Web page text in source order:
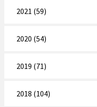
2021 (59)
2020 (54)
2019 (71)
2018 (104)